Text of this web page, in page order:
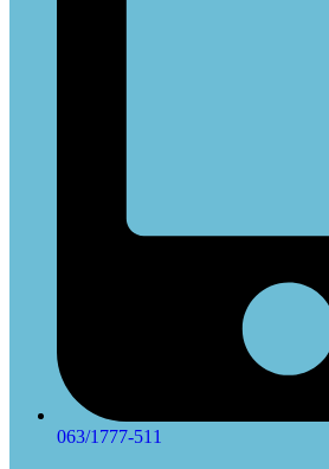
063/1777-511